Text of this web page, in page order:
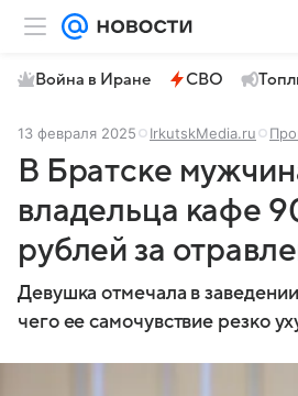
Война в Иране СВО
13 февраля 2025 IrkutskMedia.ru
В Братске
владельца кафе
рублей за
Девушка отмечала в
чего ее самочувствие резко